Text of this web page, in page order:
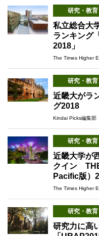
研究・教育
私立総合大
ランキング
2018」
The Times Higher
研究・教育
近畿大がラ
グ2018
Kindai Picks編集
研究・教育
近畿大学が
クイン
Pacific版）
The Times Higher
研究・教育
研究力に高